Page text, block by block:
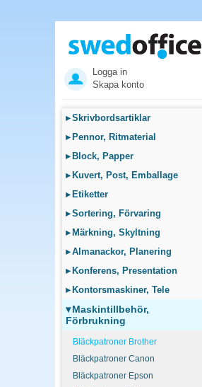
Logga in
Skapa konto
▸Skrivbordsartiklar
▸ Pennor, Ritmaterial
▸ Block, Papper
▸ Kuvert, Post, Emballage
▸ Etiketter
▸Sortering, Förvaring
▸ Märkning, Skyltning
▸Almanackor, Planering
▸ Konferens, Presentation
▸ Kontorsmaskiner, Tele
▾Maskintillbehör,
Förbrukning
Bläckpatroner Brother
Bläckpatroner Canon
Bläckpatroner Epson